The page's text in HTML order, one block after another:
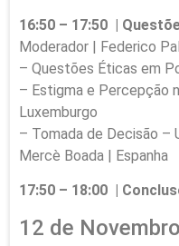
16:50 – 17:50 |
Moderador | Federico
– Questões Éticas em
– Estigma e Percepção
Luxemburgo
– Tomada de Decisão –
Mercè Boada | Espanha
17:50 – 18:00 |
12 de Novembro